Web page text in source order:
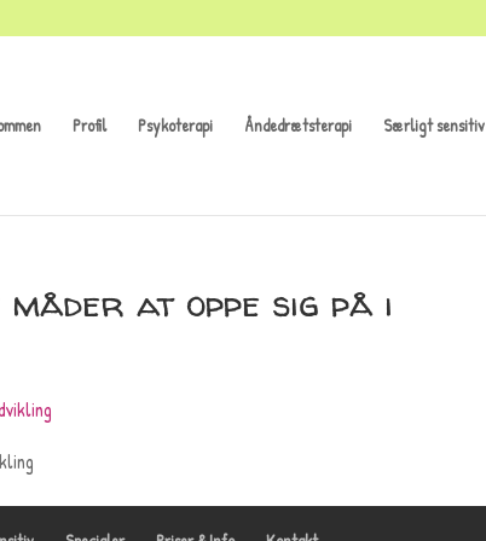
Profil Psykoterapi Åndedrætsterapi Særligt sensitiv
at oppe sig på i